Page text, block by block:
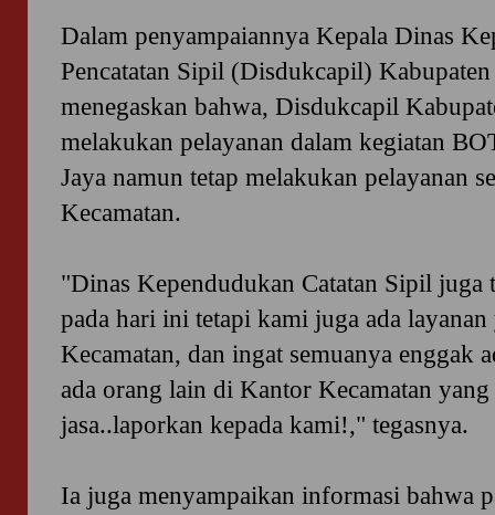
Dalam penyampaiannya Kepala Dinas
Pencatatan Sipil (Disdukcapil)
menegaskan bahwa, Disdukcapil
melakukan pelayanan dalam kegiatan
Jaya namun tetap melakukan pelayanan
Kecamatan.
"Dinas Kependudukan Catatan Sipil juga
pada hari ini tetapi kami juga ada
Kecamatan, dan ingat semuanya enggak
ada orang lain di Kantor Kecamatan
jasa..laporkan kepada kami!," tegasnya.
Ia juga menyampaikan informasi bahwa